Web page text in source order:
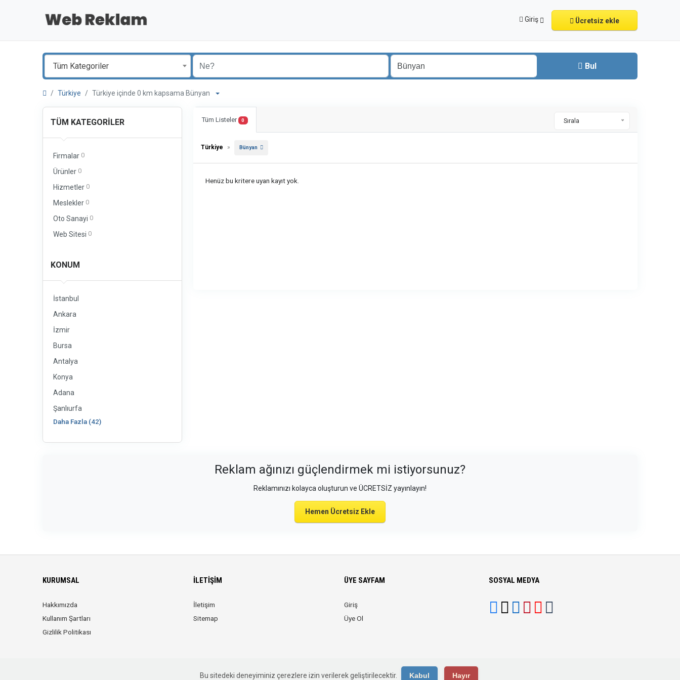
Giriş Ücretsiz ekle
Tüm Kategoriler Bul
Türkiye Türkiye içinde 0 km kapsama Bünyan
TÜM KATEGORILER
Firmalar 0
Ürünler 0
Hizmetler 0
Meslekler 0
Oto Sanayi 0
Web Sitesi 0
KONUM
İstanbul
Ankara
İzmir
Bursa
Antalya
Konya
Adana
Şanlıurfa
Daha Fazla (42)
Tüm Listeler 0 Sırala
Türkiye » Bünyan
Henüz bu kritere uyan kayıt yok.
Reklam ağınızı güçlendirmek mi istiyorsunuz?
Reklamınızı kolayca oluşturun ve ÜCRETSİZ yayınlayın!
Hemen Ücretsiz Ekle
KURUMSAL
Hakkımızda
Kullanım Şartları
Gizlilik Politikası
İLETIŞIM
İletişim
Sitemap
ÜYE SAYFAM
Giriş
Üye Ol
SOSYAL MEDYA
Bu sitedeki deneyiminiz çerezlere izin verilerek geliştirilecektir. Kabul Hayır